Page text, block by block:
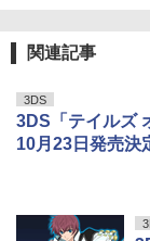
関連記事
3DS
3DS「テイルズ
10月23日発売決